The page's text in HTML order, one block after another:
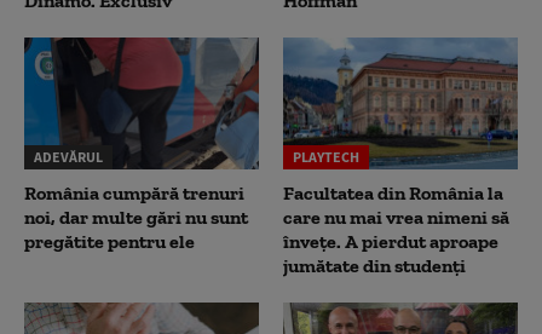
ADEVĂRUL
România cumpără trenuri
noi, dar multe gări nu sunt
pregătite pentru ele
PLAYTECH
Facultatea din România la
care nu mai vrea nimeni să
înveţe. A pierdut aproape
jumătate din studenţi